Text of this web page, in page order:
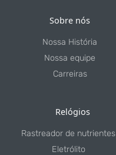
Sobre nós
Nossa História
Nossa equipe
Carreiras
Relógios
Rastreador de nutrientes
Eletrólito